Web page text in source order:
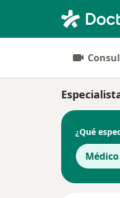
¿Qué